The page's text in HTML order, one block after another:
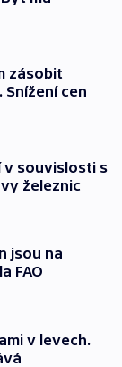
zásobit
cen
v souvislosti s
železnic
jsou na
FAO
v levech.